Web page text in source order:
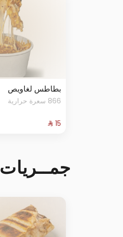
بطاطس لغاويص
866 سعرة حرارية
جمــريات